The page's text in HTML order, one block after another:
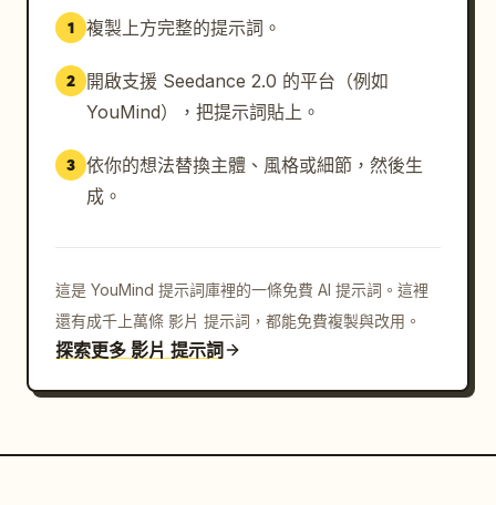
1 複製上方完整的提示詞。
2
開啟支援 Seedance 2.0 的平台（例如
YouMind），把提示詞貼上。
3 依你的想法替換主體、風格或細節，然後生
成。
這是 YouMind 提示詞庫裡的一條免費 AI 提示詞。這裡
還有成千上萬條 影片 提示詞，都能免費複製與改用。
探索更多 影片 提示詞